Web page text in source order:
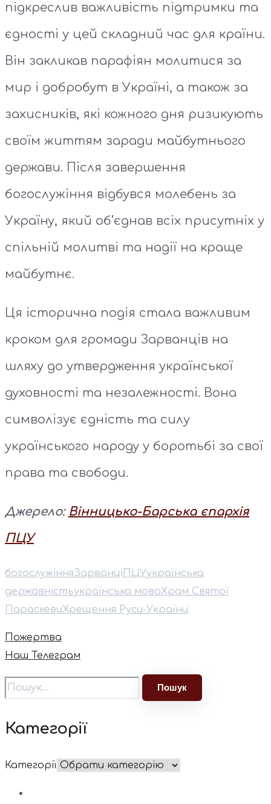
підкреслив важливість підтримки та
єдності у цей складний час для країни.
Він закликав парафіян молитися за
мир і добробут в Україні, а також за
захисників, які кожного дня ризикують
своїм життям заради майбутнього
держави. Після завершення
богослужіння відбувся молебень за
Україну, який об’єднав всіх присутніх у
спільній молитві та надії на краще
майбутнє.
Ця історична подія стала важливим
кроком для громади Зарванців на
шляху до утвердження української
духовності та незалежності. Вона
символізує єдність та силу
українського народу у боротьбі за свої
права та свободи.
Джерело: Вінницько-Барська єпархія
ПЦУ
богослужінняЗарванці ПЦУукраїнська
державністьукраїнська моваХрам Святої
ПараскевиХрещення Руси-України
Пожертва
Наш Телеграм
Категорії
Категорії